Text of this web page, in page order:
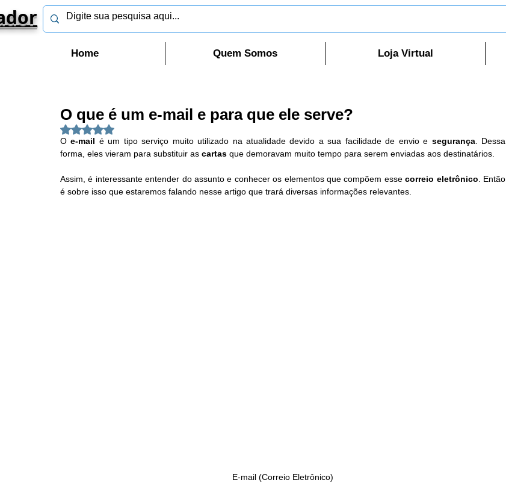
Home Quem Somos Loja Virtual
O que é um e-mail e para que ele serve?
Avaliado com NaN de 5 estrelas.
O e-mail é um tipo serviço muito utilizado na atualidade devido a sua facilidade de envio e segurança. Dessa
forma, eles vieram para substituir as cartas que demoravam muito tempo para serem enviadas aos destinatários.
Assim, é interessante entender do assunto e conhecer os elementos que compõem esse correio eletrônico . Então
é sobre isso que estaremos falando nesse artigo que trará diversas informações relevantes.
E-mail (Correio Eletrônico)